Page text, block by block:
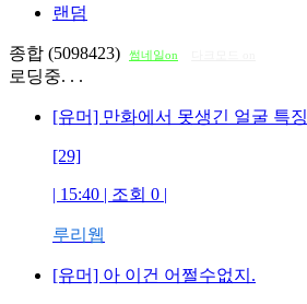
랜덤
종합 (5098423) 썸네일on
로딩중. . .
[유머] 만화에서 못생긴 얼굴 특징
[29]
| 15:40 | 조회 0 |
루리웹
[유머] 아 이건 어쩔수없지.